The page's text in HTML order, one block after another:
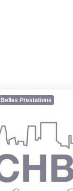
Belles Prestations